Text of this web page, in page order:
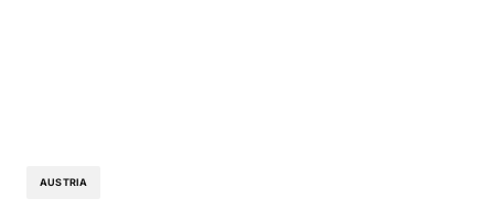
AUSTRIA